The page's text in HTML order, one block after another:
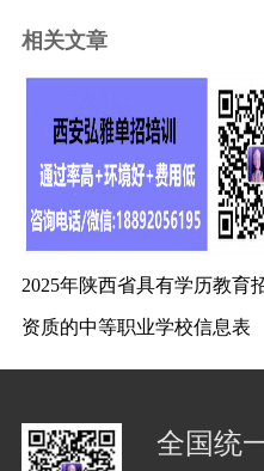
相关文章
2025年陕西省具有学历教育
资质的中等职业学校信息表
全国统